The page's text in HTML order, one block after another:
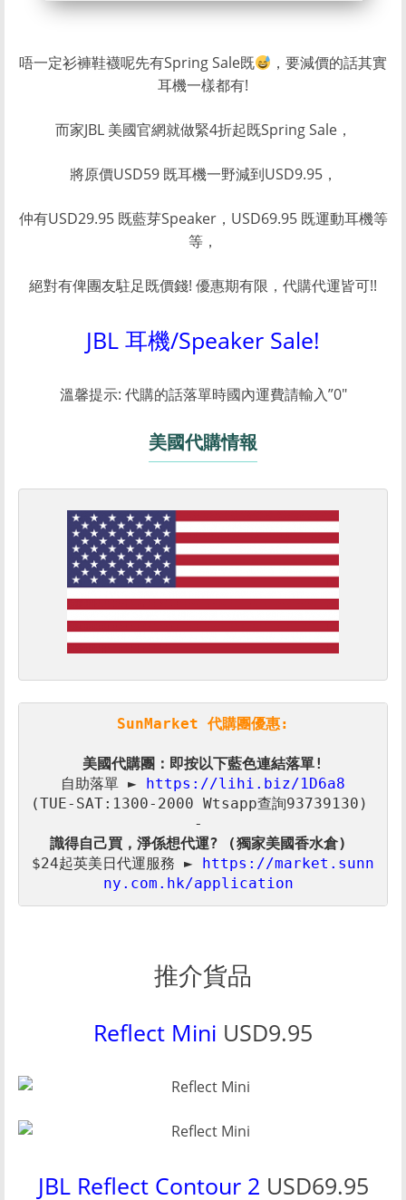
唔一定衫褲鞋襪呢先有Spring Sale既
，要減價的話其實
耳機一樣都有!
而家JBL 美國官網就做緊4折起既Spring Sale，
將原價USD59 既耳機一野減到USD9.95，
仲有USD29.95 既藍芽Speaker，USD69.95 既運動耳機等
等，
絕對有俾團友駐足既價錢! 優惠期有限，代購代運皆可!!
JBL 耳機/Speaker Sale!
溫馨提示: 代購的話落單時國內運費請輸入”0″
美國代購情報
SunMarket 代購團優惠:
美國代購團：即按以下藍色連結落單!
自助落單 ►
(TUE-SAT:1300-2000 Wtsapp查詢93739130)
$24起英美日代運服務 ►
https://market.sunn
ny.com.hk/application
推介貨品
Reflect Mini USD9.95
JBL Reflect Contour 2 USD69.95